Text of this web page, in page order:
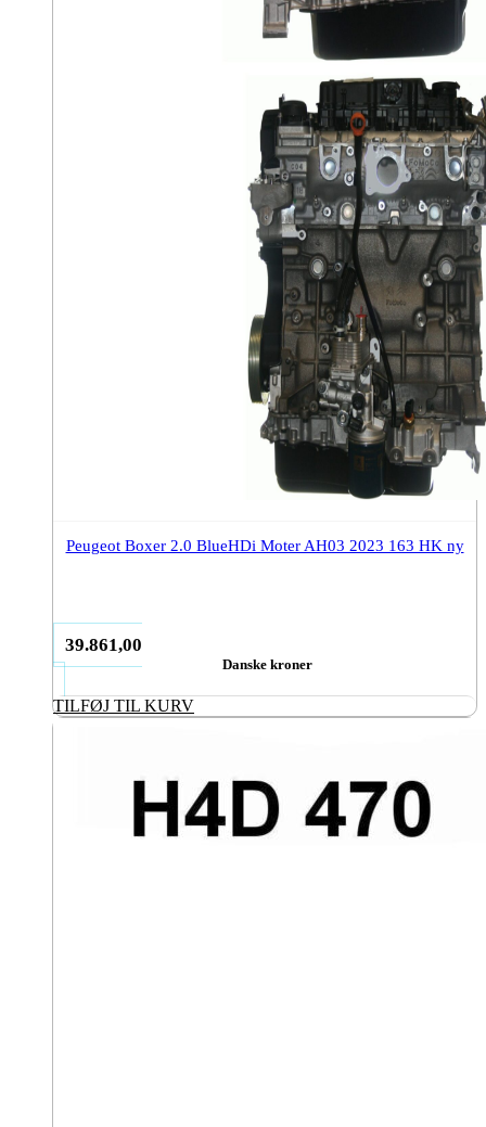
Peugeot Boxer 2.0 BlueHDi Moter AH03 2023 163 HK ny
39.861,00
Danske kroner
TILFØJ TIL KURV